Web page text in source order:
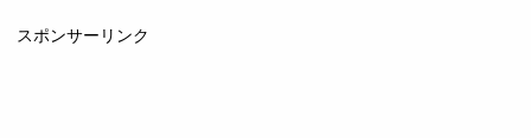
スポンサーリンク